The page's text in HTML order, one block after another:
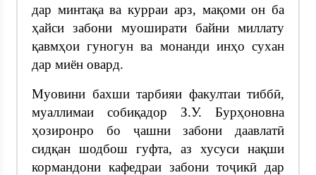
дар минтақа ва курраи арз, мақоми он ба
ҳайси забони муоширати байни миллату
қавмҳои гуногун ва монанди инҳо сухан
дар миён овард.
Муовини бахши тарбияи факултаи тиббӣ,
муаллимаи собиқадор З.У. Бурҳоновна
ҳозиронро бо ҷашни забони даавлатӣ
сидқан шодбош гуфта, аз хусуси нақши
кормандони кафедраи забони тоҷикӣ дар